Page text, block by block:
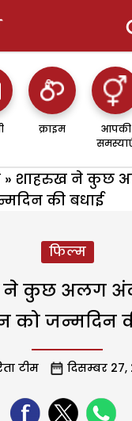
क्राइम
आपकी
» शाहरुख ने कुछ
की बधाई
फिल्म
कुछ अलग
को जन्मदिन
टीम दिसम्बर 27,